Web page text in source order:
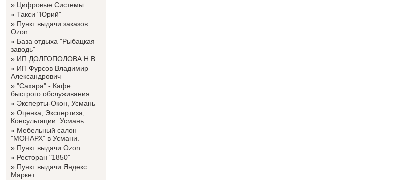
» Цифровые Системы
» Такси "Юрий"
» Пункт выдачи заказов
Ozon
» База отдыха "Рыбацкая
заводь"
» ИП ДОЛГОПОЛОВА Н.В.
» ИП Фурсов Владимир
Александрович
» "Сахара" - Кафе
быстрого обслуживания.
» Эксперты-Окон, Усмань
» Оценка, Экспертиза,
Консультации. Усмань.
» Мебельный салон
"МОНАРХ" в Усмани.
» Пункт выдачи Ozon.
» Ресторан "1850"
» Пункт выдачи Яндекс
Маркет.